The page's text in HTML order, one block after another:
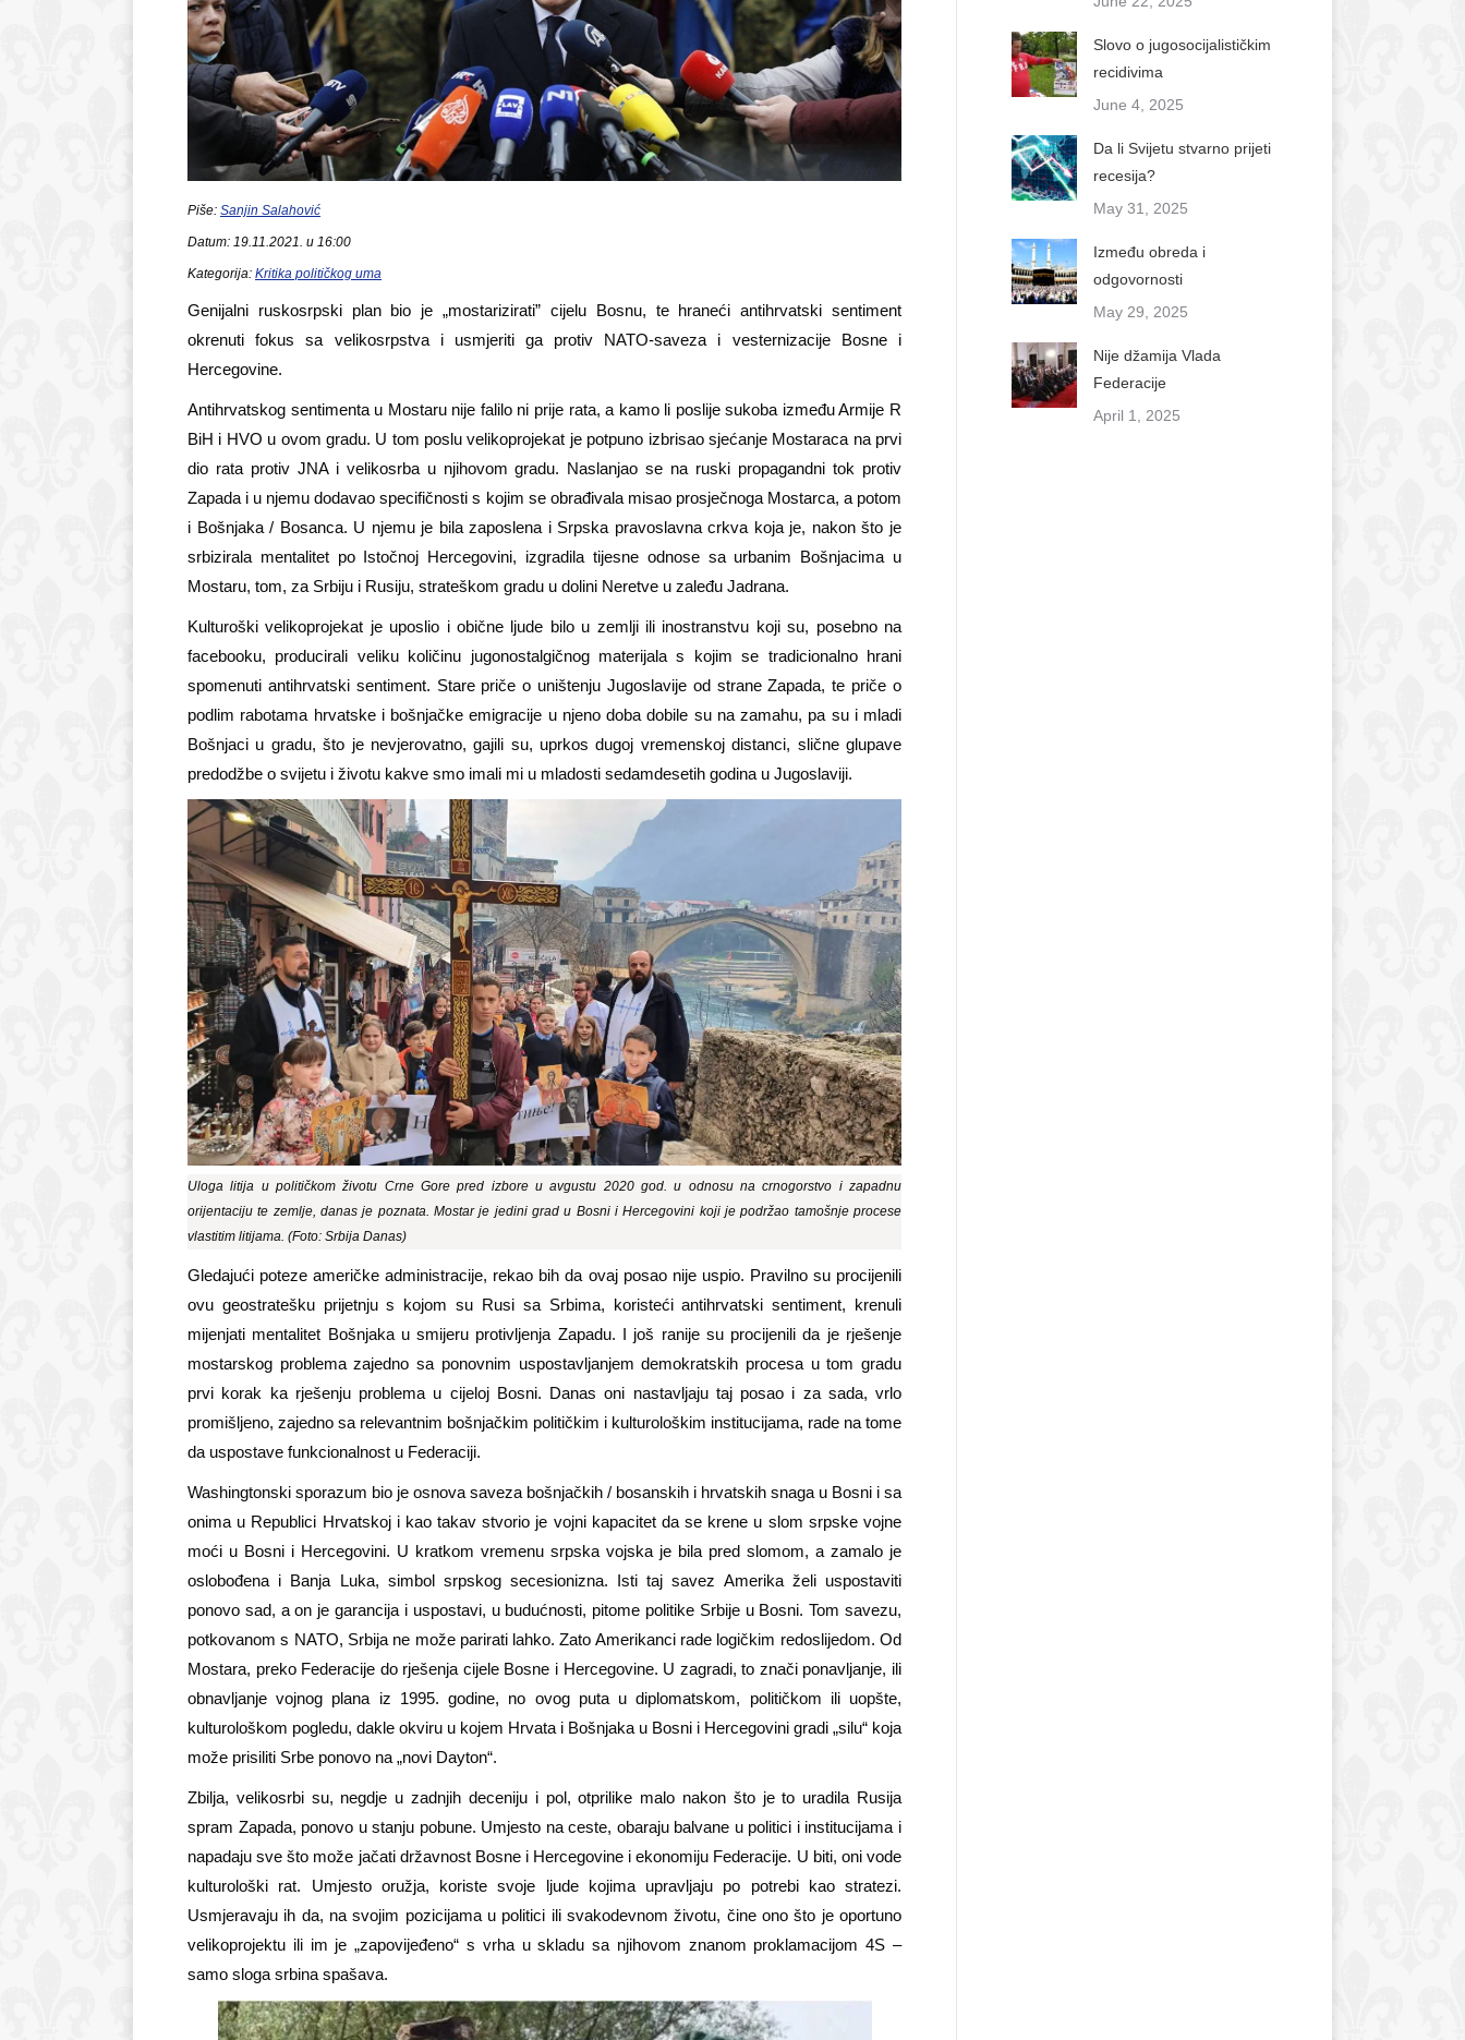
Piše: Sanjin Salahović
Datum: 19.11.2021. u 16:00
Kategorija: Kritika političkog uma
Genijalni ruskosrpski plan bio je „mostarizirati” cijelu Bosnu, te hraneći antihrvatski sentiment
okrenuti fokus sa velikosrpstva i usmjeriti ga protiv NATO-saveza i vesternizacije Bosne i
Hercegovine.
Antihrvatskog sentimenta u Mostaru nije falilo ni prije rata, a kamo li poslije sukoba između Armije R
BiH i HVO u ovom gradu. U tom poslu velikoprojekat je potpuno izbrisao sjećanje Mostaraca na prvi
dio rata protiv JNA i velikosrba u njihovom gradu. Naslanjao se na ruski propagandni tok protiv
Zapada i u njemu dodavao specifičnosti s kojim se obrađivala misao prosječnoga Mostarca, a potom
i Bošnjaka / Bosanca. U njemu je bila zaposlena i Srpska pravoslavna crkva koja je, nakon što je
srbizirala mentalitet po Istočnoj Hercegovini, izgradila tijesne odnose sa urbanim Bošnjacima u
Mostaru, tom, za Srbiju i Rusiju, strateškom gradu u dolini Neretve u zaleđu Jadrana.
Kulturoški velikoprojekat je uposlio i obične ljude bilo u zemlji ili inostranstvu koji su, posebno na
facebooku, producirali veliku količinu jugonostalgičnog materijala s kojim se tradicionalno hrani
spomenuti antihrvatski sentiment. Stare priče o uništenju Jugoslavije od strane Zapada, te priče o
podlim rabotama hrvatske i bošnjačke emigracije u njeno doba dobile su na zamahu, pa su i mladi
Bošnjaci u gradu, što je nevjerovatno, gajili su, uprkos dugoj vremenskoj distanci, slične glupave
predodžbe o svijetu i životu kakve smo imali mi u mladosti sedamdesetih godina u Jugoslaviji.
Uloga litija u političkom životu Crne Gore pred izbore u avgustu 2020 god. u odnosu na crnogorstvo i zapadnu
orijentaciju te zemlje, danas je poznata. Mostar je jedini grad u Bosni i Hercegovini koji je podržao tamošnje procese
vlastitim litijama. (Foto: Srbija Danas)
Gledajući poteze američke administracije, rekao bih da ovaj posao nije uspio. Pravilno su procijenili
ovu geostratešku prijetnju s kojom su Rusi sa Srbima, koristeći antihrvatski sentiment, krenuli
mijenjati mentalitet Bošnjaka u smijeru protivljenja Zapadu. I još ranije su procijenili da je rješenje
mostarskog problema zajedno sa ponovnim uspostavljanjem demokratskih procesa u tom gradu
prvi korak ka rješenju problema u cijeloj Bosni. Danas oni nastavljaju taj posao i za sada, vrlo
promišljeno, zajedno sa relevantnim bošnjačkim političkim i kulturološkim institucijama, rade na tome
da uspostave funkcionalnost u Federaciji.
Washingtonski sporazum bio je osnova saveza bošnjačkih / bosanskih i hrvatskih snaga u Bosni i sa
onima u Republici Hrvatskoj i kao takav stvorio je vojni kapacitet da se krene u slom srpske vojne
moći u Bosni i Hercegovini. U kratkom vremenu srpska vojska je bila pred slomom, a zamalo je
oslobođena i Banja Luka, simbol srpskog secesionizna. Isti taj savez Amerika želi uspostaviti
ponovo sad, a on je garancija i uspostavi, u budućnosti, pitome politike Srbije u Bosni. Tom savezu,
potkovanom s NATO, Srbija ne može parirati lahko. Zato Amerikanci rade logičkim redoslijedom. Od
Mostara, preko Federacije do rješenja cijele Bosne i Hercegovine. U zagradi, to znači ponavljanje, ili
obnavljanje vojnog plana iz 1995. godine, no ovog puta u diplomatskom, političkom ili uopšte,
kulturološkom pogledu, dakle okviru u kojem Hrvata i Bošnjaka u Bosni i Hercegovini gradi „silu“ koja
može prisiliti Srbe ponovo na „novi Dayton“.
Zbilja, velikosrbi su, negdje u zadnjih deceniju i pol, otprilike malo nakon što je to uradila Rusija
spram Zapada, ponovo u stanju pobune. Umjesto na ceste, obaraju balvane u politici i institucijama i
napadaju sve što može jačati državnost Bosne i Hercegovine i ekonomiju Federacije. U biti, oni vode
kulturološki rat. Umjesto oružja, koriste svoje ljude kojima upravljaju po potrebi kao stratezi.
Usmjeravaju ih da, na svojim pozicijama u politici ili svakodevnom životu, čine ono što je oportuno
velikoprojektu ili im je „zapovijeđeno“ s vrha u skladu sa njihovom znanom proklamacijom 4S –
samo sloga srbina spašava.
Slovo o jugosocijalističkim
recidivima
June 4, 2025
Da li Svijetu stvarno prijeti
recesija?
May 31, 2025
Između obreda i
odgovornosti
May 29, 2025
Nije džamija Vlada
Federacije
April 1, 2025